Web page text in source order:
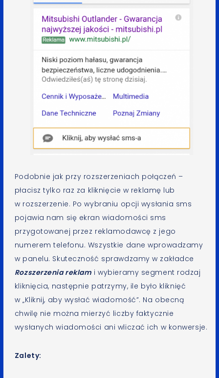
Podobnie jak przy rozszerzeniach połączeń –
płacisz tylko raz za kliknięcie w reklamę lub
w rozszerzenie. Po wybraniu opcji wysłania sms
pojawia nam się ekran wiadomości sms
przygotowanej przez reklamodawcę z jego
numerem telefonu. Wszystkie dane wprowadzamy
w panelu. Skuteczność sprawdzamy w zakładce
Rozszerzenia reklam i wybieramy segment rodzaj
kliknięcia, następnie patrzymy, ile było kliknięć
w „Kliknij, aby wysłać wiadomość”. Na obecną
chwilę nie można mierzyć liczby faktycznie
wysłanych wiadomości ani wliczać ich w konwersje.
Zalety: